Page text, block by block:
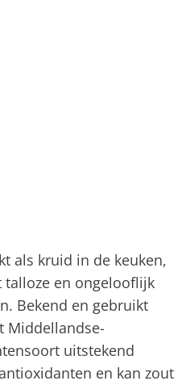
als kruid in de keuken,
en ongelooflijk
Bekend en gebruikt
Middellandse-
uitstekend
en kan zout